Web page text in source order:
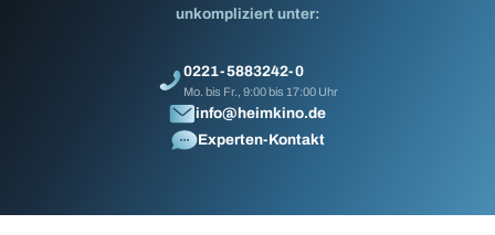
unkompliziert unter:
0221-5883242-0
Mo. bis Fr., 9:00 bis 17:00 Uhr
info@heimkino.de
Experten-Kontakt